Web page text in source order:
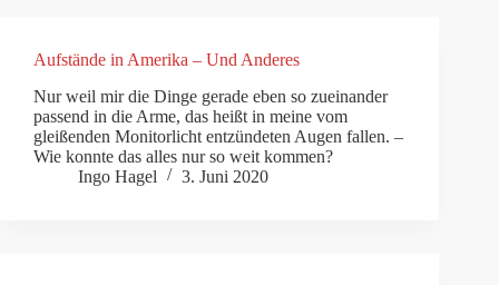
Aufstände in Amerika – Und Anderes
Nur weil mir die Dinge gerade eben so zueinander
passend in die Arme, das heißt in meine vom
gleißenden Monitorlicht entzündeten Augen fallen. –
Wie konnte das alles nur so weit kommen?
Ingo Hagel
3. Juni 2020